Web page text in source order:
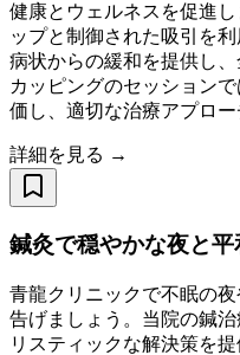
健康とウェルネスを促進
ップと制御された吸引を
病状からの緩和を提供し
カッピングのセッション
価し、適切な治療アプロー
詳細を見る →
鍼灸で穏やかな夜と
青龍クリニックで不眠の
告げましょう。当院の鍼
リスティックな解決策を